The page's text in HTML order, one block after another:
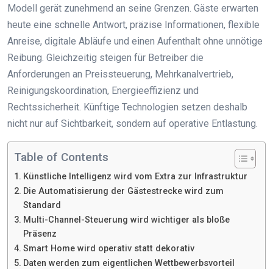
Modell gerät zunehmend an seine Grenzen. Gäste erwarten
heute eine schnelle Antwort, präzise Informationen, flexible
Anreise, digitale Abläufe und einen Aufenthalt ohne unnötige
Reibung. Gleichzeitig steigen für Betreiber die
Anforderungen an Preissteuerung, Mehrkanalvertrieb,
Reinigungskoordination, Energieeffizienz und
Rechtssicherheit. Künftige Technologien setzen deshalb
nicht nur auf Sichtbarkeit, sondern auf operative Entlastung.
Table of Contents
Künstliche Intelligenz wird vom Extra zur Infrastruktur
Die Automatisierung der Gästestrecke wird zum
Standard
Multi-Channel-Steuerung wird wichtiger als bloße
Präsenz
Smart Home wird operativ statt dekorativ
Daten werden zum eigentlichen Wettbewerbsvorteil